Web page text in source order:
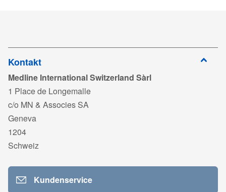
Kontakt
Medline International Switzerland Sàrl
1 Place de Longemalle
c/o MN & Associes SA
Geneva
1204
Schweiz
Kundenservice